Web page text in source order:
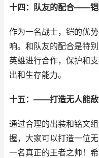
十四：队友的配合——铠
作为一名战士，铠的优
响。和队友的配合是特
英雄进行合作，保护和
出和生存能力。
十五：——打造无人能敌
通过合理的出装和铭文
握，大家可以打造一位
一名真正的王者之师！